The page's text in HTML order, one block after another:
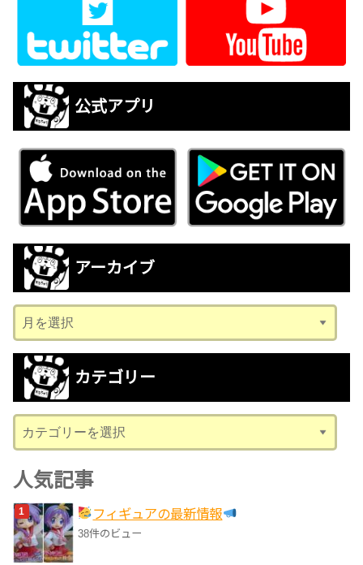
公式アプリ
アーカイブ
ー
カ
ブ
カテゴリー
テ
ゴ
リ
ー
人気記事
フィギュアの最新情報
38件のビュー